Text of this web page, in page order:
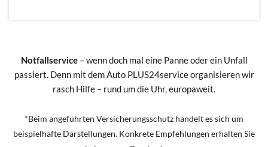
Notfallservice– wenn doch mal eine Panne oder ein Unfall
passiert. Denn mit dem Auto PLUS24service organisieren wir
rasch Hilfe – rund um die Uhr, europaweit.
*Beim angeführten Versicherungsschutz handelt es sich um
beispielhafte Darstellungen. Konkrete Empfehlungen erhalten Sie